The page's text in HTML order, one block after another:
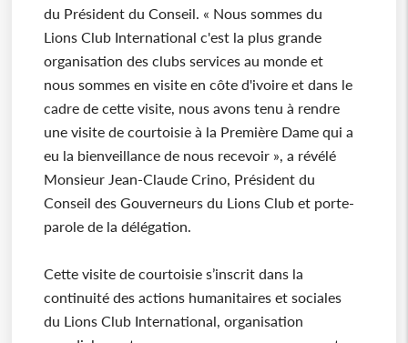
du Président du Conseil. « Nous sommes du
Lions Club International c'est la plus grande
organisation des clubs services au monde et
nous sommes en visite en côte d'ivoire et dans le
cadre de cette visite, nous avons tenu à rendre
une visite de courtoisie à la Première Dame qui a
eu la bienveillance de nous recevoir », a révélé
Monsieur Jean-Claude Crino, Président du
Conseil des Gouverneurs du Lions Club et porte-
parole de la délégation.
Cette visite de courtoisie s’inscrit dans la
continuité des actions humanitaires et sociales
du Lions Club International, organisation